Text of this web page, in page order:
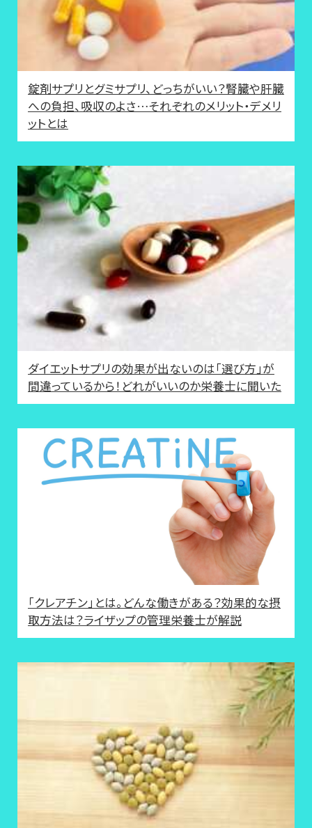
錠剤サプリとグミサプリ、どっちがいい？腎臓や肝臓
への負担、吸収のよさ…それぞれのメリット・デメリ
ットとは
ダイエットサプリの効果が出ないのは「選び方」が
間違っているから！どれがいいのか栄養士に聞いた
「クレアチン」とは。どんな働きがある？効果的な摂
取方法は？ライザップの管理栄養士が解説